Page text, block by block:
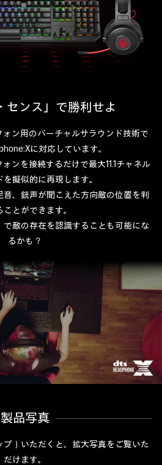
センス」で勝利せよ
ォン用のバーチャルサラウンド技術で
に対応しています。
ンを接続するだけで最大11.1チャネル
擬似的に再現します。
、銃声が聞こえた方向敵の位置を判
ことができます。
敵の存在を認識することも可能にな
るかも？
製品写真
）いただくと、拡大写真をご覧いた
だけます。